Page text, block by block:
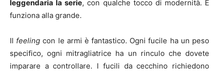
leggendaria la serie, con qualche tocco di modernità. E
funziona alla grande.
Il feeling con le armi è fantastico. Ogni fucile ha un peso
specifico, ogni mitragliatrice ha un rinculo che dovete
imparare a controllare. I fucili da cecchino richiedono